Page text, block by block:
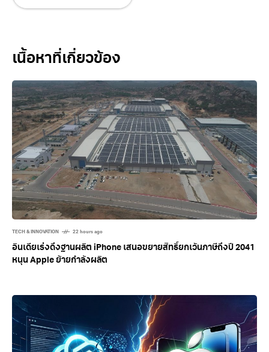
Related Posts
TECH & INNOVATION 22 hours ago
อินเดียเร่งดึงฐานผลิต iPhone เสนอขยายสิทธิ์ยกเว้นภาษีถึงปี 2041
หนุน Apple ย้ายกำลังผลิต